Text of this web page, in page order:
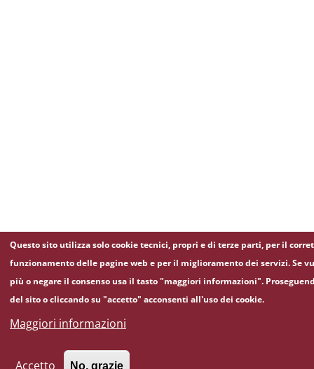
Questo sito utilizza solo cookie tecnici, propri e di terze parti, per il
funzionamento delle pagine web e per il miglioramento dei servizi. Se
più o negare il consenso usa il tasto "maggiori informazioni".
del sito o cliccando su "accetto" acconsenti all'uso dei cookie.
Maggiori informazioni
Accetto No, grazie